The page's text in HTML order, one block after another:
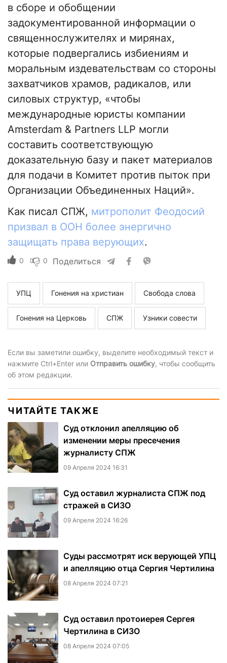
в сборе и обобщении
задокументированной информации о
священнослужителях и мирянах,
которые подвергались избиениям и
моральным издевательствам со стороны
захватчиков храмов, радикалов, или
силовых структур, «чтобы
международные юристы компании
Amsterdam & Partners LLP могли
составить соответствующую
доказательную базу и пакет материалов
для подачи в Комитет против пыток при
Организации Объединенных Наций».
Как писал СПЖ, митрополит Феодосий
призвал в ООН более энергично
защищать права верующих.
0 0 Поделиться
УПЦ Гонения на христиан Свобода слова
Гонения на Церковь СПЖ Узники совести
Если вы заметили ошибку, выделите необходимый текст и
нажмите Ctrl+Enter или Отправить ошибку, чтобы сообщить
об этом редакции.
ЧИТАЙТЕ ТАКЖЕ
Суд отклонил апелляцию об
изменении меры пресечения
журналисту СПЖ
09 Апреля 2024 16:31
Суд оставил журналиста СПЖ под
стражей в СИЗО
09 Апреля 2024 16:26
Суды рассмотрят иск верующей УПЦ
и апелляцию отца Сергия Чертилина
08 Апреля 2024 07:21
Суд оставил протоиерея Сергея
Чертилина в СИЗО
08 Апреля 2024 07:05